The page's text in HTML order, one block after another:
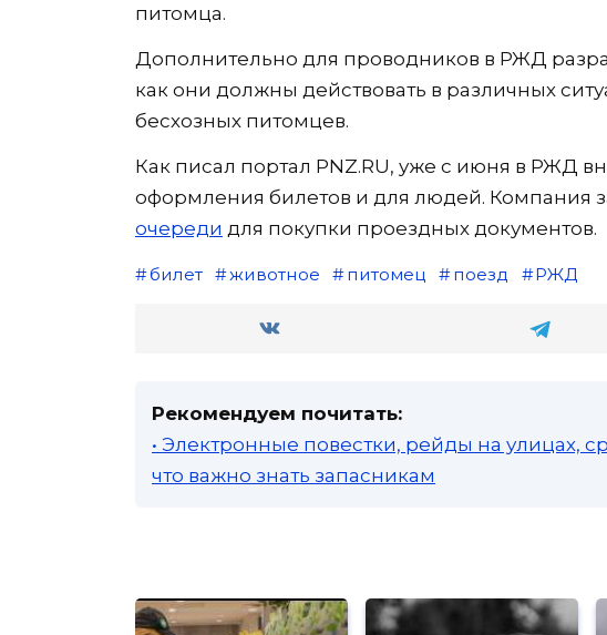
питомца.
Дополнительно для проводников в РЖД
как они должны действовать в различных
бесхозных питомцев.
Как писал портал PNZ.RU, уже с июня в РЖД
оформления билетов и для людей. Компания
очереди для покупки проездных документов.
билет животное питомец поезд РЖД
Рекомендуем почитать:
• Электронные повестки, рейды на улицах,
что важно знать запасникам